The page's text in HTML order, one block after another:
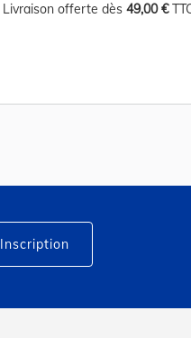
Livraison offerte dès 49,00 €
Inscription